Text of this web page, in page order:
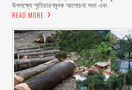
উপলক্ষ্যে স্মৃতিচারণমূলক আলোচনা সভা এবং
READ MORE